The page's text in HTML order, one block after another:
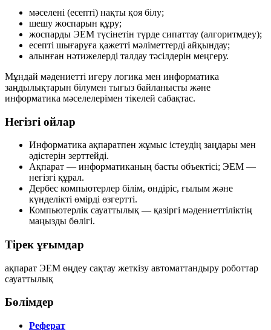
мәселені (есепті) нақты қоя білу;
шешу жоспарын құру;
жоспарды ЭЕМ түсінетін түрде сипаттау (алгоритмдеу);
есепті шығаруға қажетті мәліметтерді айқындау;
алынған нәтижелерді талдау тәсілдерін меңгеру.
Мұндай мәдениетті игеру логика мен информатика
заңдылықтарын білумен тығыз байланысты және
информатика мәселелерімен тікелей сабақтас.
Негізгі ойлар
Информатика ақпаратпен жұмыс істеудің заңдары мен
әдістерін зерттейді.
Ақпарат — информатиканың басты объектісі; ЭЕМ —
негізгі құрал.
Дербес компьютерлер білім, өндіріс, ғылым және
күнделікті өмірді өзгертті.
Компьютерлік сауаттылық — қазіргі мәдениеттіліктің
маңызды бөлігі.
Тірек ұғымдар
ақпарат ЭЕМ өңдеу сақтау жеткізу автоматтандыру роботтар
сауаттылық
Бөлімдер
Реферат